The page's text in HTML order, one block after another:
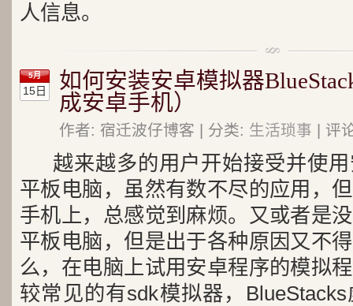
人信息。
5月
15日
如何安装安卓模拟器
成安卓手机）
作者: 宿迁波仔博客 | 分类: 生活琐事 | 评
越来越多的用户开始接受并使
平板电脑，虽然有数不尽的应用，
手机上，总感觉到麻烦。又或者是
平板电脑，但是出于各种原因又不
么，在电脑上试用安卓程序的模拟
较常见的有sdk模拟器，